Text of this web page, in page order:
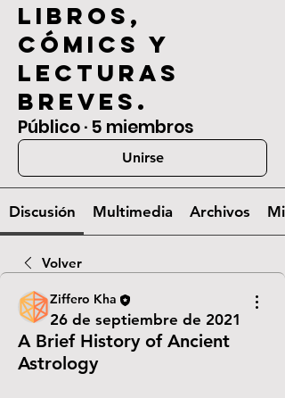
Libros,
cómics y
lecturas
breves.
Público· 5 miembros
Unirse
Discusión Multimedia Archivos
Volver
Ziffero Kha
26 de septiembre de 2021
A Brief History of Ancient
Astrology